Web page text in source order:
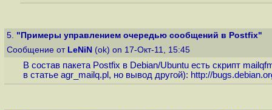
5. "Примеры управлением очередью сообщений в Postfix"
Сообщение от LeNiN (ok) on 17-Окт-11, 15:45
В состав пакета Postfix в Debian/Ubuntu есть скрипт
в статье agr_mailq.pl, но вывод другой): http://